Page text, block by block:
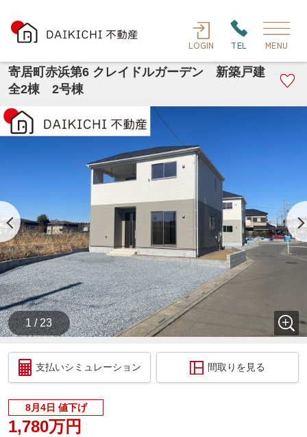
LOGIN TEL MENU
寄居町赤浜第6 クレイドルガーデン 新築戸建
全2棟 2号棟
1 / 23
支払いシミュレーション 間取りを見る
8月4日 値下げ
1,780万円